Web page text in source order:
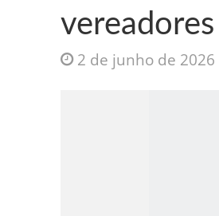
2 de junho de 2026